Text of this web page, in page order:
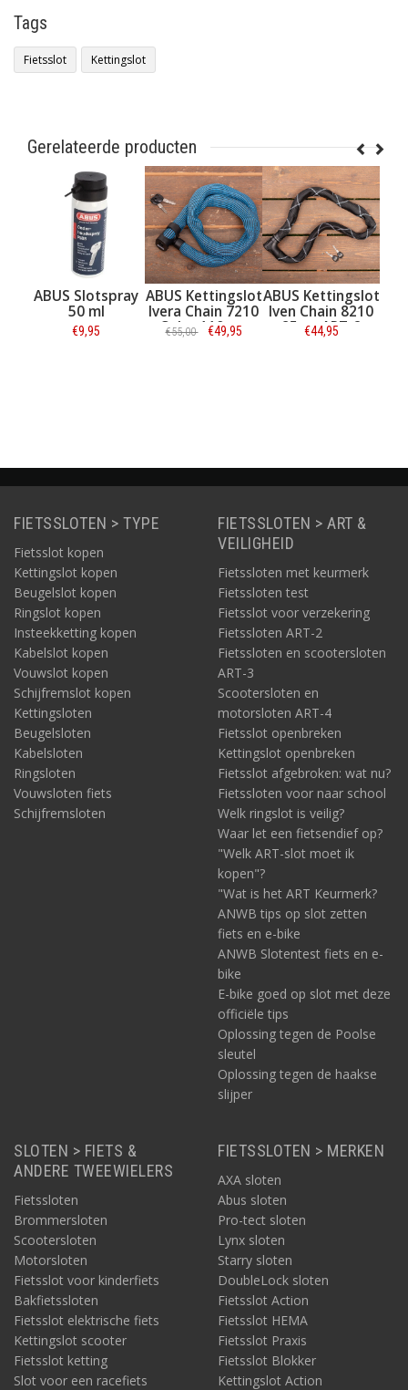
Tags
Fietsslot Kettingslot
Gerelateerde producten
Kettingslot
Chain 7210
85 cm Grijs
ABUS Slotspray
50 ml
ABUS Kettingslot
Ivera Chain 7210
Color 110 cm
€55,00
ABUS
Iven Chain
85cm
FIETSSLOTEN > TYPE
Fietsslot kopen
Kettingslot kopen
Beugelslot kopen
Ringslot kopen
Insteekketting kopen
Kabelslot kopen
Vouwslot kopen
Schijfremslot kopen
Kettingsloten
Beugelsloten
Kabelsloten
Ringsloten
Vouwsloten fiets
Schijfremsloten
FIETSSLOTEN > ART &
VEILIGHEID
Fietssloten met keurmerk
Fietssloten test
Fietsslot voor verzekering
Fietssloten ART-2
Fietssloten en scootersloten
ART-3
Scootersloten en
motorsloten ART-4
Fietsslot openbreken
Kettingslot openbreken
Fietsslot afgebroken: wat nu?
Fietssloten voor naar school
Welk ringslot is veilig?
Waar let een fietsendief op?
"Welk ART-slot moet ik
kopen"?
"Wat is het ART Keurmerk?
ANWB tips op slot zetten
fiets en e-bike
ANWB Slotentest fiets en e-
bike
E-bike goed op slot met deze
officiële tips
Oplossing tegen de Poolse
sleutel
Oplossing tegen de haakse
slijper
SLOTEN > FIETS &
ANDERE TWEEWIELERS
Fietssloten
Brommersloten
Scootersloten
Motorsloten
Fietsslot voor kinderfiets
Bakfietssloten
Fietsslot elektrische fiets
Kettingslot scooter
Fietsslot ketting
Slot voor een racefiets
FIETSSLOTEN > MERKEN
AXA sloten
Abus sloten
Pro-tect sloten
Lynx sloten
Starry sloten
DoubleLock sloten
Fietsslot Action
Fietsslot HEMA
Fietsslot Praxis
Fietsslot Blokker
Kettingslot Action